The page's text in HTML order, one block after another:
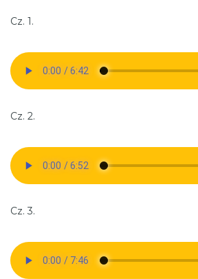
Cz. 1.
Cz. 2.
Cz. 3.